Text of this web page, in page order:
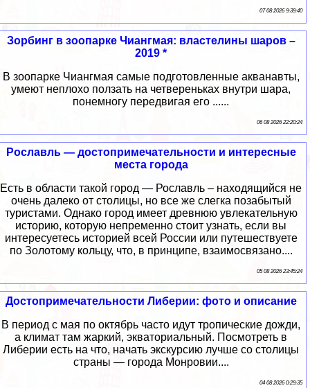
07 08 2026 9:39:40
Зорбинг в зоопарке Чиангмая: властелины шаров –
2019 *
В зоопарке Чиангмая самые подготовленные акванавты,
умеют неплохо ползать на четвереньках внутри шара,
понемногу передвигая его ......
06 08 2026 22:20:24
Рославль — достопримечательности и интересные
места города
Есть в области такой город — Рославль – находящийся не
очень далеко от столицы, но все же слегка позабытый
туристами. Однако город имеет древнюю увлекательную
историю, которую непременно стоит узнать, если вы
интересуетесь историей всей России или путешествуете
по Золотому кольцу, что, в принципе, взаимосвязано....
05 08 2026 23:45:24
Достопримечательности Либерии: фото и описание
В период с мая по октябрь часто идут тропические дожди,
а климат там жаркий, экваториальный. Посмотреть в
Либерии есть на что, начать экскурсию лучше со столицы
страны — города Монровии....
04 08 2026 0:29:35